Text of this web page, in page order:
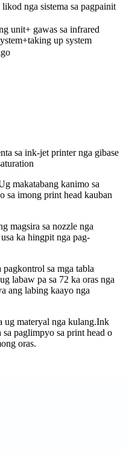
nga sistema sa pagpainit
unit+ gawas sa infrared
up system
sa ink-jet printer nga gibase
makatabang kanimo sa
sa imong print head kauban
magsira sa nozzle nga
ka hingpit nga pag-
pagkontrol sa mga tabla
labaw pa sa 72 ka oras nga
ang labing kaayo nga
ug materyal nga kulang.Ink
​​sa paglimpyo sa print head o
oras.